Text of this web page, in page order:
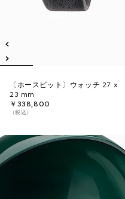
〔ホースビット〕ウォッチ 27 x
23 mm
￥338,800
（税込）